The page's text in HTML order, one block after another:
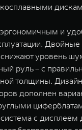
эргономичным и
Двойные
уровень
руль – с
толщины.
дополнен
с дисплеем